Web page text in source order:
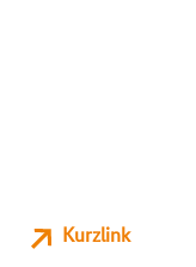
Kurzlink